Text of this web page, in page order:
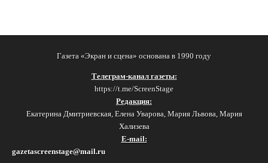
Газета «Экран и сцена» основана в 1990 году
Телеграм-канал газеты:
https://t.me/ScreenStage
Редакция:
Екатерина Дмитриевская, Елена Уварова, Мария Львова, Мария
Хализева
E-mail:
gazetascreenstage@mail.ru